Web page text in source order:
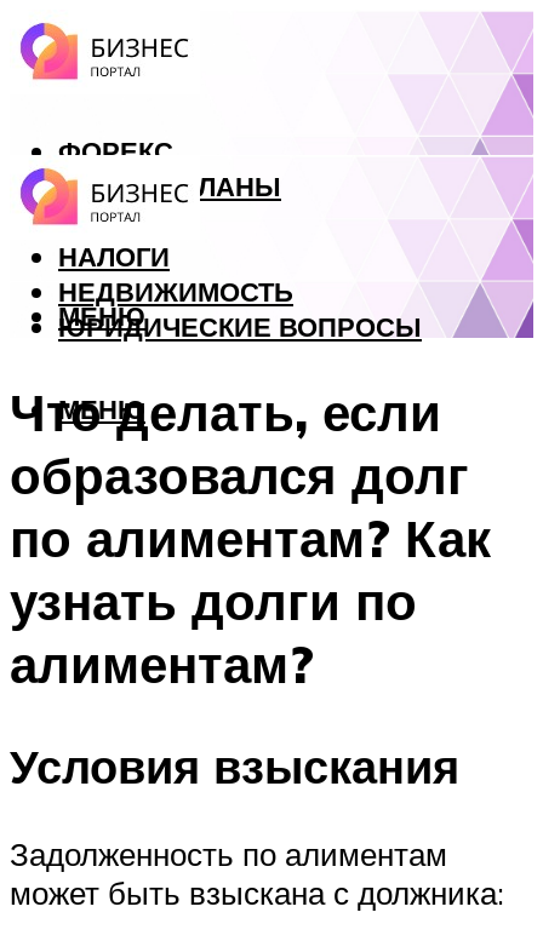
ФОРЕКС
БИЗНЕС ПЛАНЫ
КРЕДИТЫ
НАЛОГИ
НЕДВИЖИМОСТЬ
ЮРИДИЧЕСКИЕ ВОПРОСЫ
МЕНЮ
МЕНЮ
Что делать, если
образовался долг
по алиментам? Как
узнать долги по
алиментам?
Условия взыскания
Задолженность по алиментам
может быть взыскана с должника: